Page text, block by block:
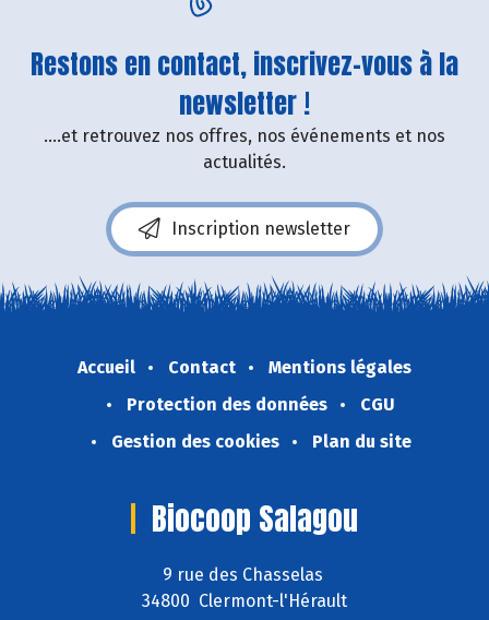
Restons en contact, inscrivez-vous à la
newsletter !
....et retrouvez nos offres, nos événements et nos
actualités.
Inscription newsletter
Accueil Contact
Mentions légales
Protection des données
CGU
Gestion des cookies
Plan du site
Biocoop Salagou
9 rue des Chasselas
34800 Clermont-l'Hérault